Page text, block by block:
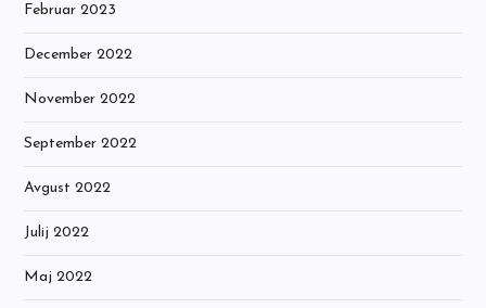
Februar 2023
December 2022
November 2022
September 2022
Avgust 2022
Julij 2022
Maj 2022